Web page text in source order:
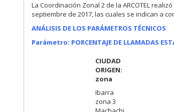
La Coordinación Zonal 2 de la ARCOTEL
septiembre de 2017, las cuales se indican a
ANÁLISIS DE LOS PARÁMETROS TÉCNICOS
Parámetro: PORCENTAJE DE LLAMADAS
CIUDAD
ORIGEN:
zona
Ibarra
zona 3